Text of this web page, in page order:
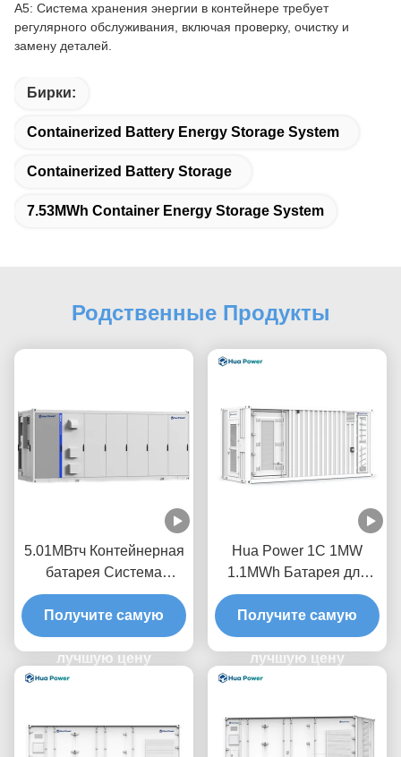
A5: Система хранения энергии в контейнере требует
регулярного обслуживания, включая проверку, очистку и
замену деталей.
Бирки:
Containerized Battery Energy Storage System
Containerized Battery Storage
7.53MWh Container Energy Storage System
Родственные Продукты
5.01МВтч Контейнерная
батарея Система
хранения энергии
Жидкое охлаждение для
крупномасштабных
проектов
Производитель батареи
Получите самую
лучшую цену
Hua Power 1C 1MW
1.1MWh Батарея для
охлаждения воздухом
Контейнер BESS
Интегрированное
решение ESS Система
хранения батареи
Получите самую
лучшую цену